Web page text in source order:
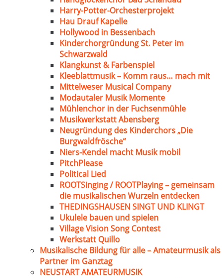
Harry-Potter-Orchesterprojekt
Hau Drauf Kapelle
Hollywood in Bessenbach
Kinderchorgründung St. Peter im
Schwarzwald
Klangkunst & Farbenspiel
Kleeblattmusik – Komm raus… mach mit
Mittelweser Musical Company
Modautaler Musik Momente
Mühlenchor in der Fuchsenmühle
Musikwerkstatt Abensberg
Neugründung des Kinderchors „Die
Burgwaldfrösche“
Niers-Kendel macht Musik mobil
PitchPlease
Political Lied
ROOTSinging / ROOTPlaying – gemeinsam
die musikalischen Wurzeln entdecken
THEDINGSHAUSEN SINGT UND KLINGT
Ukulele bauen und spielen
Village Vision Song Contest
Werkstatt Quillo
Musikalische Bildung für alle – Amateurmusik als
Partner im Ganztag
NEUSTART AMATEURMUSIK